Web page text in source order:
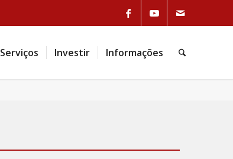
Link to Facebook
Link to Youtube
Serviços Investir Informações Pesquisa